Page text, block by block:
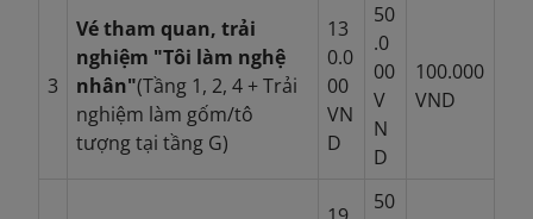
3
Vé tham quan, trải
nghiệm "Tôi làm nghệ
nhân"(Tầng 1, 2, 4 + Trải
nghiệm làm gốm/tô
tượng tại tầng G)
13
0.0
00
VN
D
50
.0
00
V
N
D
100.000
VND
50